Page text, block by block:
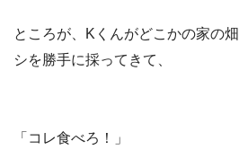
ところが、Kくんがどこかの家の
シを勝手に採ってきて
「コレ食べろ！」